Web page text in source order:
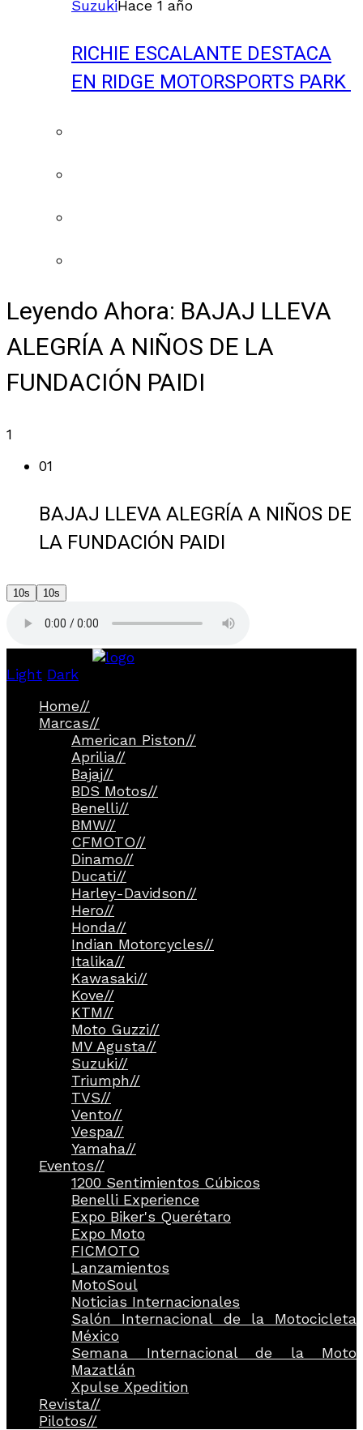
SuzukiHace 1 año
RICHIE ESCALANTE DESTACA
EN RIDGE MOTORSPORTS PARK
Leyendo Ahora: BAJAJ LLEVA
ALEGRÍA A NIÑOS DE LA
FUNDACIÓN PAIDI
1
01
BAJAJ LLEVA ALEGRÍA A NIÑOS DE
LA FUNDACIÓN PAIDI
10s 10s
Light Dark
Home//
Marcas//
American Piston//
Aprilia//
Bajaj//
BDS Motos//
Benelli//
BMW//
CFMOTO//
Dinamo//
Ducati//
Harley-Davidson//
Hero//
Honda//
Indian Motorcycles//
Italika//
Kawasaki//
Kove//
KTM//
Moto Guzzi//
MV Agusta//
Suzuki//
Triumph//
TVS//
Vento//
Vespa//
Yamaha//
Eventos//
1200 Sentimientos Cúbicos
Benelli Experience
Expo Biker's Querétaro
Expo Moto
FICMOTO
Lanzamientos
MotoSoul
Noticias Internacionales
Salón Internacional de la Motocicleta
México
Semana Internacional de la Moto
Mazatlán
Xpulse Xpedition
Revista//
Pilotos//